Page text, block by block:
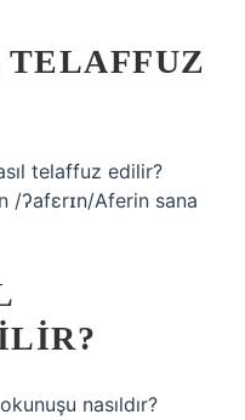
telaffuz edilir?
/ʔafɛrɪn/Aferin sana
nasıldır?